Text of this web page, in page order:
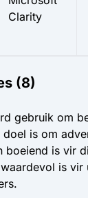
Clarity
(8)
gebruik om
is om
boeiend is vir
is vir